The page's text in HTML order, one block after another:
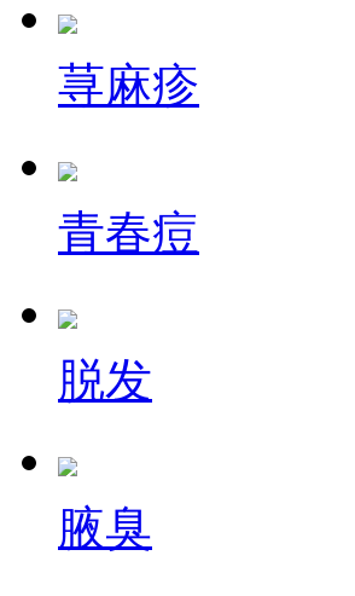
荨麻疹
青春痘
脱发
腋臭